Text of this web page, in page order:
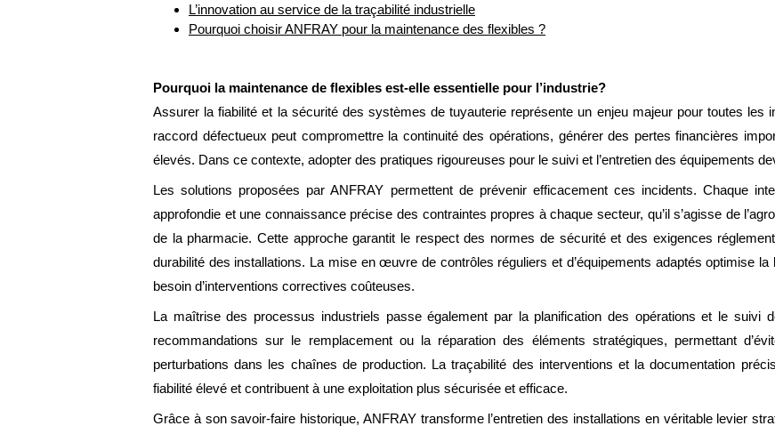
L’innovation au service de la traçabilité industrielle
Pourquoi choisir ANFRAY pour la maintenance des flexibles ?
Pourquoi la maintenance de flexibles est-elle essentielle pour l’industrie?
Assurer la fiabilité et la sécurité des systèmes de tuyauterie représente un enjeu majeur pour toutes les
raccord défectueux peut compromettre la continuité des opérations, générer des pertes financières
élevés. Dans ce contexte, adopter des pratiques rigoureuses pour le suivi et l’entretien des équipements
Les solutions proposées par ANFRAY permettent de prévenir efficacement ces incidents. Chaque
approfondie et une connaissance précise des contraintes propres à chaque secteur, qu’il s’agisse de
de la pharmacie. Cette approche garantit le respect des normes de sécurité et des exigences
durabilité des installations. La mise en œuvre de contrôles réguliers et d’équipements adaptés optimise
besoin d’interventions correctives coûteuses.
La maîtrise des processus industriels passe également par la planification des opérations et le suivi
recommandations sur le remplacement ou la réparation des éléments stratégiques, permettant
perturbations dans les chaînes de production. La traçabilité des interventions et la documentation
fiabilité élevé et contribuent à une exploitation plus sécurisée et efficace.
Grâce à son savoir-faire historique, ANFRAY transforme l’entretien des installations en véritable levier